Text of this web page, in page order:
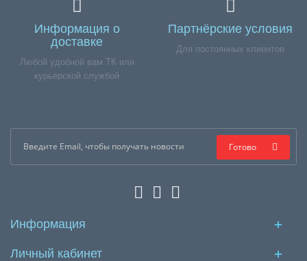
Информация о
доставке
Любой удобной вам ТК или
курьерской службой
Партнёрские условия
Для постоянных клиентов
Готово
Информация
Личный кабинет